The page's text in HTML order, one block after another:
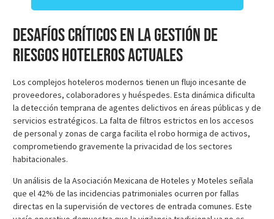
Desafíos críticos en la gestión de
riesgos hoteleros actuales
Los complejos hoteleros modernos tienen un flujo incesante de
proveedores, colaboradores y huéspedes. Esta dinámica dificulta
la detección temprana de agentes delictivos en áreas públicas y de
servicios estratégicos. La falta de filtros estrictos en los accesos
de personal y zonas de carga facilita el robo hormiga de activos,
comprometiendo gravemente la privacidad de los sectores
habitacionales.
Un análisis de la Asociación Mexicana de Hoteles y Moteles señala
que el 42% de las incidencias patrimoniales ocurren por fallas
directas en la supervisión de vectores de entrada comunes. Este